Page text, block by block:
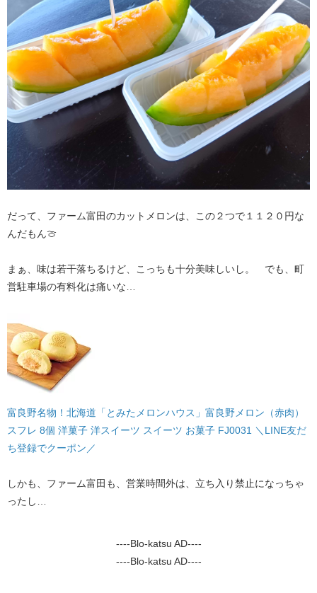
だって、ファーム富田のカットメロンは、この２つで１１２０円な
んだもん🍈
まぁ、味は若干落ちるけど、こっちも十分美味しいし。 でも、町
営駐車場の有料化は痛いな…
富良野名物！北海道「とみたメロンハウス」富良野メロン（赤肉）
スフレ 8個 洋菓子 洋スイーツ スイーツ お菓子 FJ0031 ＼LINE友だ
ち登録でクーポン／
しかも、ファーム富田も、営業時間外は、立ち入り禁止になっちゃ
ったし…
----Blo-katsu AD----
----Blo-katsu AD----